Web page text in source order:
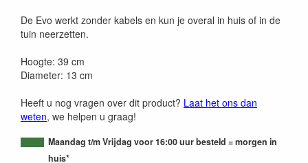
De Evo werkt zonder kabels en kun je overal in huis of in de
tuin neerzetten.
Hoogte: 39 cm
Diameter: 13 cm
Heeft u nog vragen over dit product? Laat het ons dan
weten, we helpen u graag!
Maandag t/m Vrijdag voor 16:00 uur besteld = morgen in
huis*